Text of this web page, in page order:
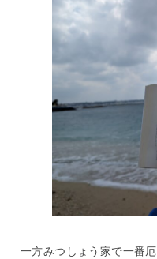
一方みつしょう家で一番